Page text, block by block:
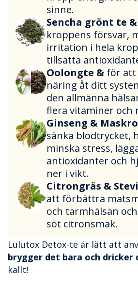
sinne.
Sencha grönt te &
kroppens försvar,
irritation i hela
tillsätta
Oolongte & för att
näring åt ditt
den allmänna
flera vitaminer och
Ginseng &
sänka blodtrycket,
minska stress,
antioxidanter och
ner i vikt.
Citrongräs &
att förbättra
och tarmhälsan
söt citronsmak.
Lulutox Detox-te är lätt att
brygger det bara och dricker
kallt!